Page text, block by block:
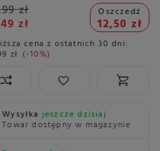
zł
zł
Oszczedź
12,50 zł
cena z ostatnich 30 dni:
zł -10%
Wysyłkajeszcze dzisiaj
Towar dostępny w magazynie